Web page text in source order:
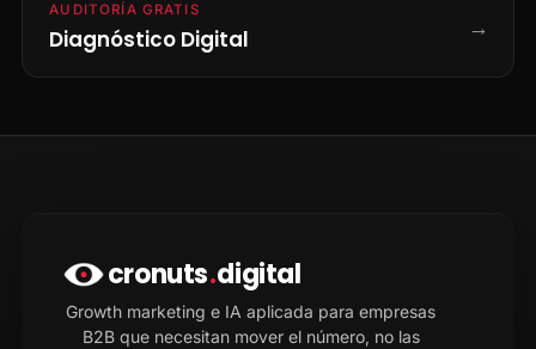
AUDITORÍA GRATIS
Diagnóstico Digital →
cronuts.digital
Growth marketing e IA aplicada para empresas
B2B que necesitan mover el número, no las